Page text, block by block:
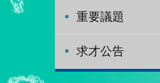
重要議題
求才公告